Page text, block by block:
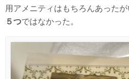
用アメニティはもちろんあった
５つではなかった。